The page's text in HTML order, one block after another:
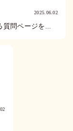
質問ページを...
2025.06.02